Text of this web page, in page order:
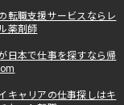
転職支援サービスならレ
薬剤師
日本で仕事を探すなら帰
キャリアの仕事探しはキ